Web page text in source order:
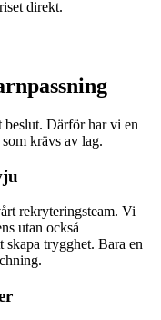
direkt.
beslut. Därför har vi en
krävs av lag.
rekryteringsteam. Vi
utan också
skapa trygghet. Bara en